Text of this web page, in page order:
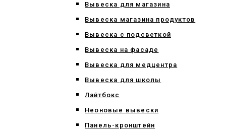
Вывеска для магазина
Вывеска магазина продуктов
Вывеска с подсветкой
Вывеска на фасаде
Вывеска для медцентра
Вывеска для школы
Лайтбокс
Неоновые вывески
Панель-кронштейн